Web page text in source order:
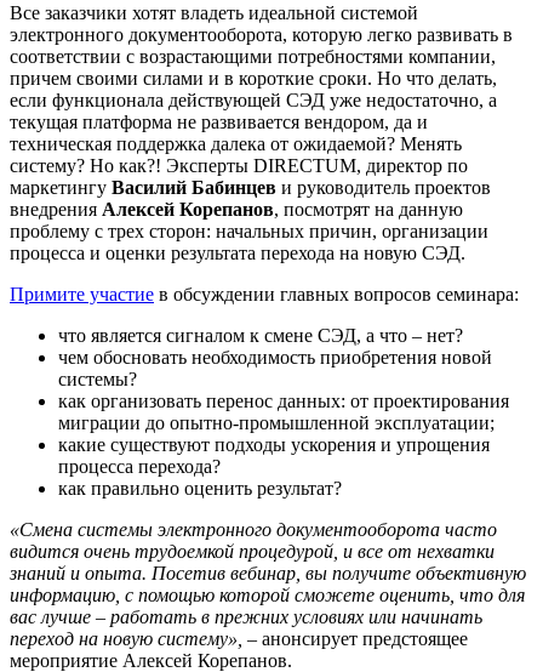
Все заказчики хотят владеть идеальной системой
электронного документооборота, которую легко развивать в
соответствии с возрастающими потребностями компании,
причем своими силами и в короткие сроки. Но что делать,
если функционала действующей СЭД уже недостаточно, а
текущая платформа не развивается вендором, да и
техническая поддержка далека от ожидаемой? Менять
систему? Но как?! Эксперты DIRECTUM, директор по
маркетингу Василий Бабинцев и руководитель проектов
внедрения Алексей Корепанов, посмотрят на данную
проблему с трех сторон: начальных причин, организации
процесса и оценки результата перехода на новую СЭД.
Примите участие в обсуждении главных вопросов семинара:
что является сигналом к смене СЭД, а что – нет?
чем обосновать необходимость приобретения новой
системы?
как организовать перенос данных: от проектирования
миграции до опытно-промышленной эксплуатации;
какие существуют подходы ускорения и упрощения
процесса перехода?
как правильно оценить результат?
«Смена системы электронного документооборота часто
видится очень трудоемкой процедурой, и все от нехватки
знаний и опыта. Посетив вебинар, вы получите объективную
информацию, с помощью которой сможете оценить, что для
вас лучше – работать в прежних условиях или начинать
переход на новую систему», – анонсирует предстоящее
мероприятие Алексей Корепанов.